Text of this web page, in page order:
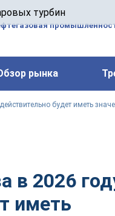
турбин
паровых турбин,
и компрессоров,
рынка
будет иметь
в 2026
иметь